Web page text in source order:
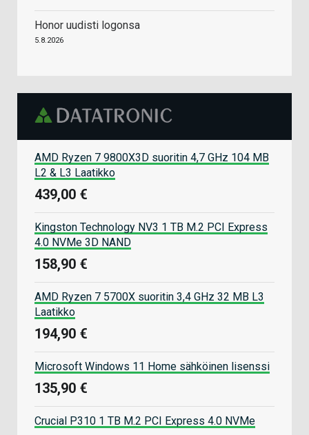
Honor uudisti logonsa
5.8.2026
AMD Ryzen 7 9800X3D suoritin 4,7 GHz 104 MB
L2 & L3 Laatikko
439,00 €
Kingston Technology NV3 1 TB M.2 PCI Express
4.0 NVMe 3D NAND
158,90 €
AMD Ryzen 7 5700X suoritin 3,4 GHz 32 MB L3
Laatikko
194,90 €
Microsoft Windows 11 Home sähköinen lisenssi
135,90 €
Crucial P310 1 TB M.2 PCI Express 4.0 NVMe